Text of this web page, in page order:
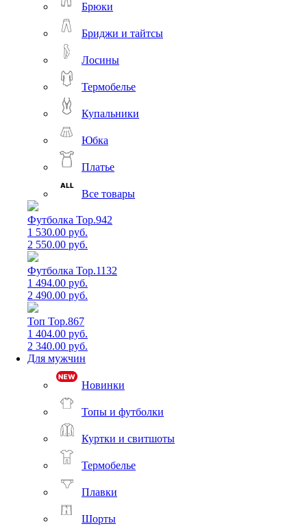
Брюки
Бриджи и тайтсы
Лосины
Термобелье
Купальники
Юбка
Платье
Все товары
Футболка Top.942
1 530.00 руб.
2 550.00 руб.
Футболка Top.1132
1 494.00 руб.
2 490.00 руб.
Топ Top.867
1 404.00 руб.
2 340.00 руб.
Для мужчин
Новинки
Топы и футболки
Куртки и свитшоты
Термобелье
Плавки
Шорты